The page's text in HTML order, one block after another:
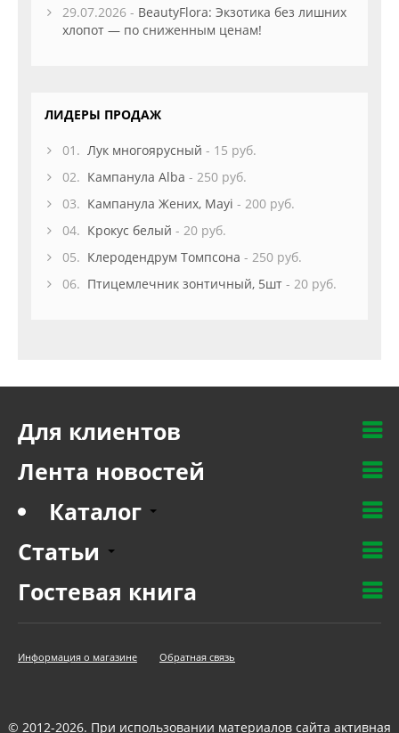
29.07.2026 - BeautyFlora: Экзотика без лишних
хлопот — по сниженным ценам!
ЛИДЕРЫ ПРОДАЖ
01. Лук многоярусный - 15 руб.
02. Кампанула Alba - 250 руб.
03. Кампанула Жених, Mayi - 200 руб.
04. Крокус белый - 20 руб.
05. Клеродендрум Томпсона - 250 руб.
06. Птицемлечник зонтичный, 5шт - 20 руб.
Для клиентов
Лента новостей
Каталог
Статьи
Гостевая книга
Информация о магазине Обратная связь
© 2012-2026. При использовании материалов сайта активная